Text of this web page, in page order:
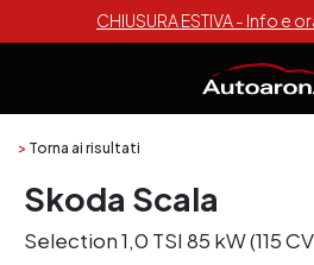
CHIUSURA ESTIVA - Info e
> Torna ai risultati
Skoda Scala
Selection 1,0 TSI 85 kW (115